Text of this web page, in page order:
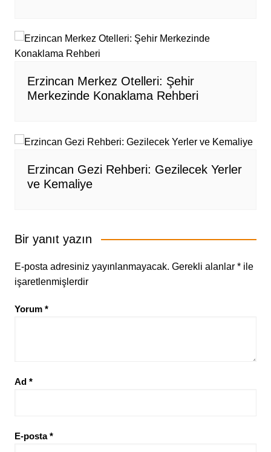
Erzincan Merkez Otelleri: Şehir
Merkezinde Konaklama Rehberi
Erzincan Gezi Rehberi: Gezilecek Yerler
ve Kemaliye
Bir yanıt yazın
E-posta adresiniz yayınlanmayacak. Gerekli alanlar *ile
işaretlenmişlerdir
Yorum *
Ad *
E-posta*